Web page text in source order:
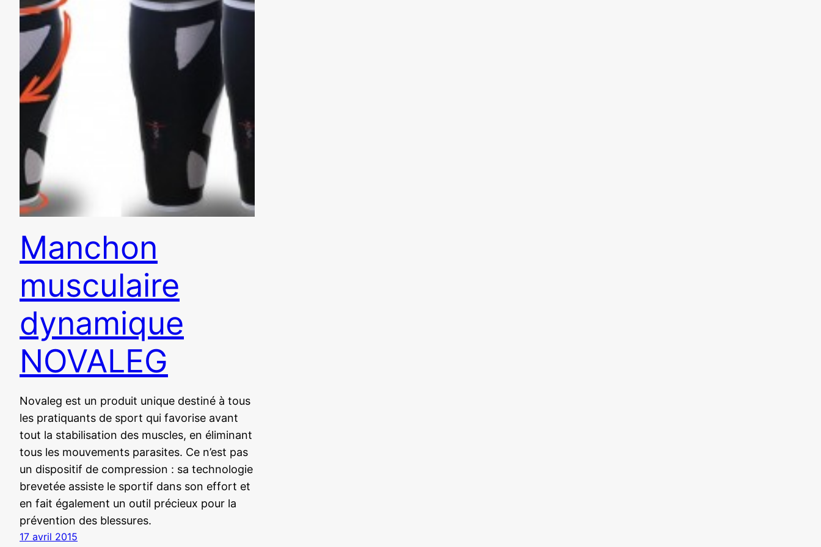
Manchon
musculaire
dynamique
NOVALEG
Novaleg est un produit unique destiné à tous
les pratiquants de sport qui favorise avant
tout la stabilisation des muscles, en éliminant
tous les mouvements parasites. Ce n’est pas
un dispositif de compression : sa technologie
brevetée assiste le sportif dans son effort et
en fait également un outil précieux pour la
prévention des blessures.
17 avril 2015